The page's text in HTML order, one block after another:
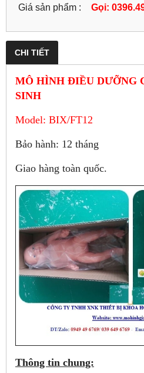
Giá sản phẩm : Gọi:
CHI TIẾT
MÔ HÌNH ĐIỀU DƯỠNG
SINH
Model: BIX/FT12
Bảo hành: 12 tháng
Giao hàng toàn quốc.
Thông tin chung: